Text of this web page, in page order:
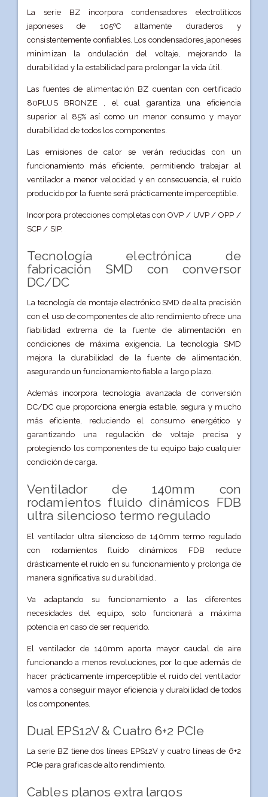
La serie BZ incorpora condensadores electrolíticos
japoneses de 105ºC altamente duraderos y
consistentemente confiables. Los condensadores japoneses
minimizan la ondulación del voltaje, mejorando la
durabilidad y la estabilidad para prolongar la vida útil.
Las fuentes de alimentación BZ cuentan con certificado
80PLUS BRONZE , el cual garantiza una eficiencia
superior al 85% así como un menor consumo y mayor
durabilidad de todos los componentes.
Las emisiones de calor se verán reducidas con un
funcionamiento más eficiente, permitiendo trabajar al
ventilador a menor velocidad y en consecuencia, el ruido
producido por la fuente será prácticamente imperceptible.
Incorpora protecciones completas con OVP / UVP / OPP /
SCP / SIP.
Tecnología electrónica de
fabricación SMD con conversor
DC/DC
La tecnología de montaje electrónico SMD de alta precisión
con el uso de componentes de alto rendimiento ofrece una
fiabilidad extrema de la fuente de alimentación en
condiciones de máxima exigencia. La tecnología SMD
mejora la durabilidad de la fuente de alimentación,
asegurando un funcionamiento fiable a largo plazo.
Además incorpora tecnología avanzada de conversión
DC/DC que proporciona energía estable, segura y mucho
más eficiente, reduciendo el consumo energético y
garantizando una regulación de voltaje precisa y
protegiendo los componentes de tu equipo bajo cualquier
condición de carga.
Ventilador de 140mm con
rodamientos fluido dinámicos FDB
ultra silencioso termo regulado
El ventilador ultra silencioso de 140mm termo regulado
con rodamientos fluido dinámicos FDB reduce
drásticamente el ruido en su funcionamiento y prolonga de
manera significativa su durabilidad.
Va adaptando su funcionamiento a las diferentes
necesidades del equipo, solo funcionará a máxima
potencia en caso de ser requerido.
El ventilador de 140mm aporta mayor caudal de aire
funcionando a menos revoluciones, por lo que además de
hacer prácticamente imperceptible el ruido del ventilador
vamos a conseguir mayor eficiencia y durabilidad de todos
los componentes.
Dual EPS12V & Cuatro 6+2 PCIe
La serie BZ tiene dos líneas EPS12V y cuatro líneas de 6+2
PCIe para graficas de alto rendimiento.
Cables planos extra largos